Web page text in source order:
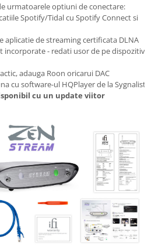
urmatoarele optiuni de conectare:
Spotify/Tidal cu Spotify Connect si
aplicatie de streaming certificata DLNA
incorporate - redati usor de pe dispozitive
adauga Roon oricarui DAC
cu software-ul HQPlayer de la Sygnalist.
cu un update viitor